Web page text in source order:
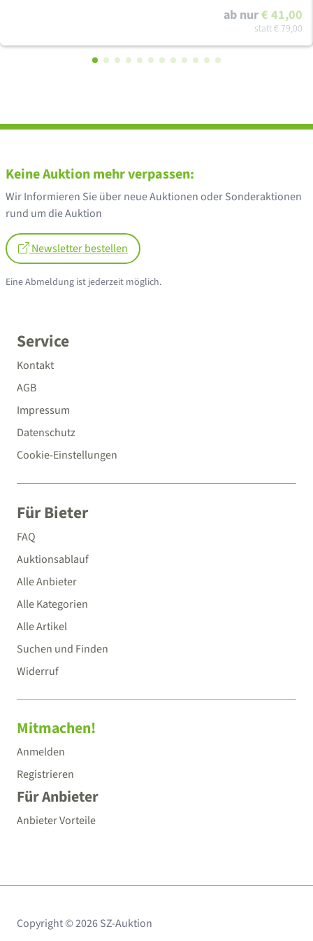
ab nur€ 41,00
statt€ 79,00
Service
Kontakt
AGB
Impressum
Datenschutz
Cookie-Einstellungen
Für Bieter
FAQ
Auktionsablauf
Alle Anbieter
Alle Kategorien
Alle Artikel
Suchen und Finden
Widerruf
Mitmachen!
Anmelden
Registrieren
Für Anbieter
Anbieter Vorteile
Keine Auktion mehr verpassen:
Wir Informieren Sie über neue Auktionen oder Sonderaktionen
rund um die Auktion
Newsletter bestellen
Eine Abmeldung ist jederzeit möglich.
Copyright © 2026 SZ-Auktion